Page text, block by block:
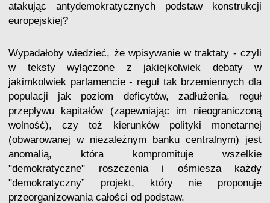
atakując antydemokratycznych podstaw konstrukcji
europejskiej?
Wypadałoby wiedzieć, że wpisywanie w traktaty - czyli
w teksty wyłączone z jakiejkolwiek debaty w
jakimkolwiek parlamencie - reguł tak brzemiennych dla
populacji jak poziom deficytów, zadłużenia, reguł
przepływu kapitałów (zapewniając im nieograniczoną
wolność), czy też kierunków polityki monetarnej
(obwarowanej w niezależnym banku centralnym) jest
anomalią, która kompromituje wszelkie
"demokratyczne" roszczenia i ośmiesza każdy
"demokratyczny” projekt, który nie proponuje
przeorganizowania całości od podstaw.